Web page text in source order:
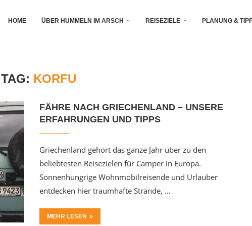
HOME ÜBER HUMMELN IM ARSCH REISEZIELE PLANUNG &
TAG: KORFU
FÄHRE NACH GRIECHENLAND – UNSERE
ERFAHRUNGEN UND TIPPS
Griechenland gehört das ganze Jahr über zu den
beliebtesten Reisezielen für Camper in Europa.
Sonnenhungrige Wohnmobilreisende und Urlauber
entdecken hier traumhafte Strände, …
MEHR LESEN